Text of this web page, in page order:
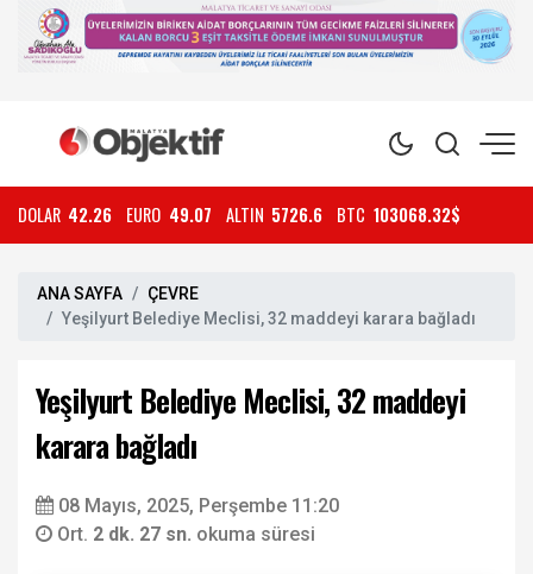
DOLAR 42.26 EURO 49.07 ALTIN 5726.6 BTC 103068.32$
ANA SAYFA
ÇEVRE
Yeşilyurt Belediye Meclisi, 32 maddeyi karara bağladı
Yeşilyurt Belediye Meclisi, 32 maddeyi
karara bağladı
08 Mayıs, 2025, Perşembe 11:20
Ort. 2 dk. 27 sn. okuma süresi